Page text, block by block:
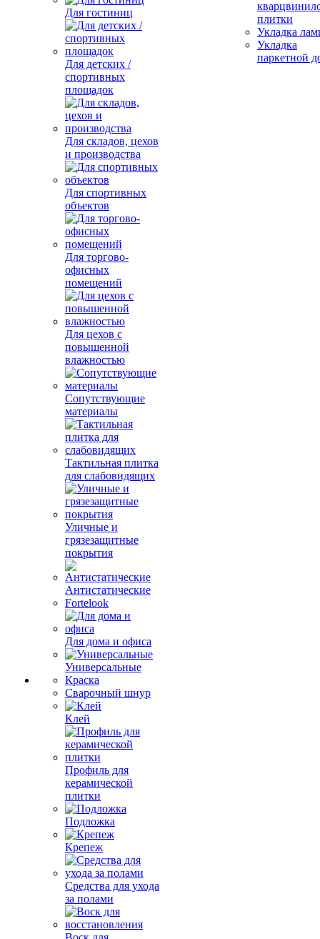
Для гостиниц
Для детских /
спортивных
площадок
Для складов, цехов
и производства
Для спортивных
объектов
Для торгово-
офисных
помещений
Для цехов с
повышенной
влажностью
Сопутствующие
материалы
Тактильная плитка
для слабовидящих
Уличные и
грязезащитные
покрытия
Антистатические
Fortelook
Для дома и офиса
Универсальные
Краска
Сварочный шнур
Клей
Профиль для
керамической
плитки
Подложка
Крепеж
Средства для ухода
за полами
плитки
Укладка
Укладка
паркетной